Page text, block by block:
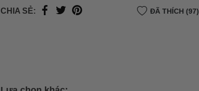
thành
Hồ Chí Minh, khách hàng muốn giao nhanh
trong ngày hoặc Đơn hàng giao hỏa tốc theo yêu cầu
CHIA SẺ: ĐÃ THÍCH (97)